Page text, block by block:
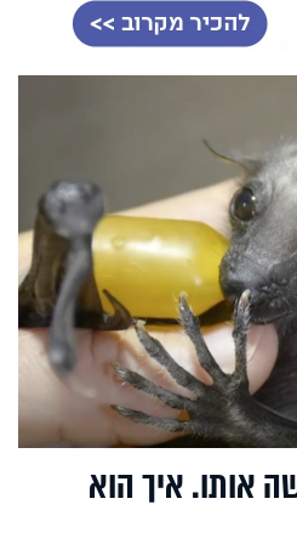
אותו. איך הוא